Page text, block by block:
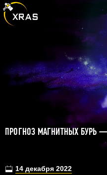
ПРОГНОЗ МАГНИТНЫХ БУРЬ
14 декабря 2022